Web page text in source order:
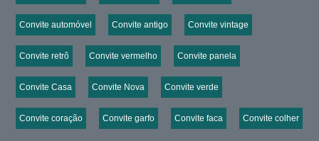
Convite automóvel Convite antigo Convite vintage
Convite retrô Convite vermelho Convite panela
Convite Casa Convite Nova Convite verde
Convite coração Convite garfo Convite faca Convite colher